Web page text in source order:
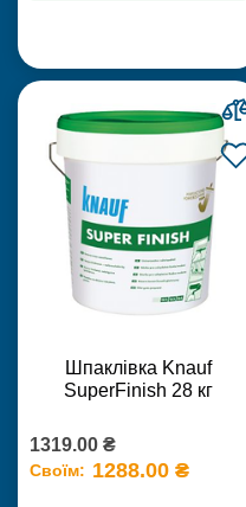
Шпаклівка Knauf
SuperFinish 28 кг
1319.00 ₴
Своїм: 1288.00 ₴